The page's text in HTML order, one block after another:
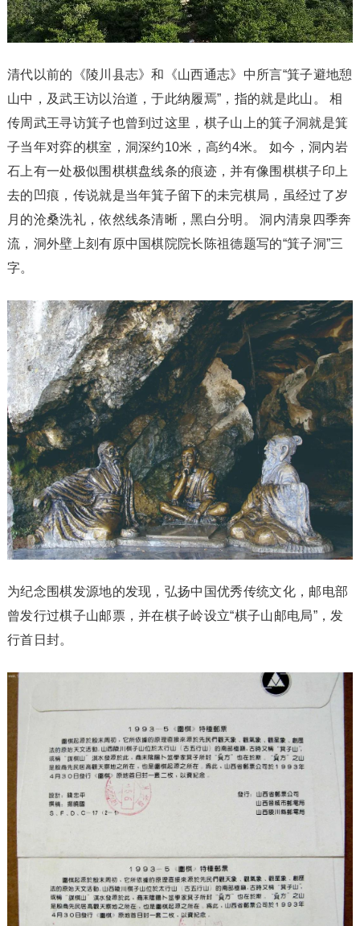
清代以前的《陵川县志》和《山西通志》中所言“箕子避地憩
山中，及武王访以治道，于此纳履焉”，指的就是此山。 相
传周武王寻访箕子也曾到过这里，棋子山上的箕子洞就是箕
子当年对弈的棋室，洞深约10米，高约4米。 如今，洞内岩
石上有一处极似围棋棋盘线条的痕迹，并有像围棋棋子印上
去的凹痕，传说就是当年箕子留下的未完棋局，虽经过了岁
月的沧桑洗礼，依然线条清晰，黑白分明。 洞内清泉四季奔
流，洞外壁上刻有原中国棋院院长陈祖德题写的“箕子洞”三
字。
为纪念围棋发源地的发现，弘扬中国优秀传统文化，邮电部
曾发行过棋子山邮票，并在棋子岭设立“棋子山邮电局”，发
行首日封。